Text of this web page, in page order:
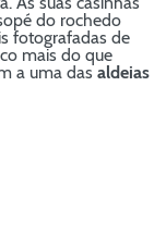
do rochedo
fotografadas de
mais do que
a uma das aldeias